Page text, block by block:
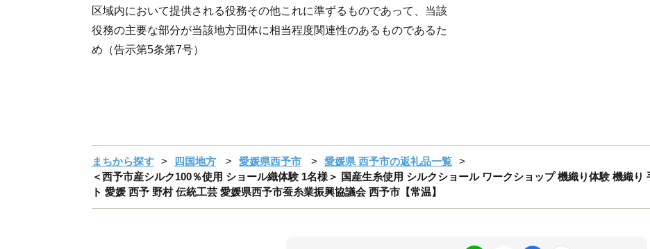
区域内において提供される役務その他これに準ずるものであって、当該
役務の主要な部分が当該地方団体に相当程度関連性のあるものであるた
め（告示第5条第7号）
まちから探す 四国地方 愛媛県西予市
愛媛県 西予市の返礼品一覧
＜西予市産シルク100％使用 ショール織体験 1名様＞ 国産生糸使用 シルクショール ワークショップ 機織り体験 機織り
ト 愛媛 西予 野村 伝統工芸 愛媛県西予市蚕糸業振興協議会 西予市【常温】